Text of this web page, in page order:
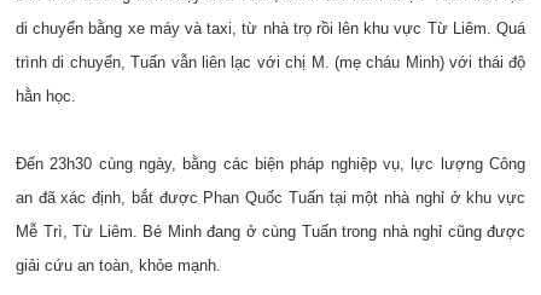
di chuyển bằng xe máy và taxi, từ nhà trọ rồi lên khu vực Từ Liêm. Quá
trình di chuyển, Tuấn vẫn liên lạc với chị M. (mẹ cháu Minh) với thái độ
hằn học.
Đến 23h30 cùng ngày, bằng các biện pháp nghiệp vụ, lực lượng Công
an đã xác định, bắt được Phan Quốc Tuấn tại một nhà nghỉ ở khu vực
Mễ Trì, Từ Liêm. Bé Minh đang ở cùng Tuấn trong nhà nghỉ cũng được
giải cứu an toàn, khỏe mạnh.